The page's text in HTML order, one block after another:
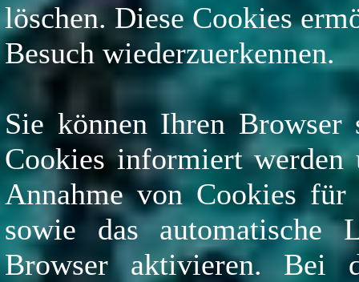
löschen. Diese Cookies
Besuch wiederzuerkennen.
Sie können Ihren Browser
Cookies informiert
Annahme von Cookies für
sowie das automatische
Browser aktivieren. Bei